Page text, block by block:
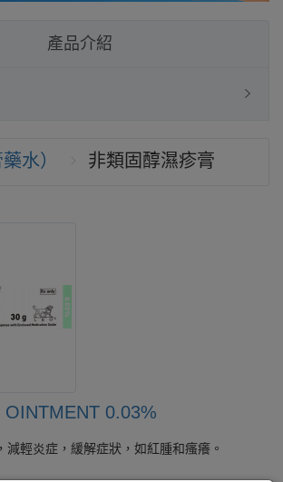
產品介紹
水） 非類固醇濕疹膏
OINTMENT 0.03%
減輕炎症，緩解症狀，如紅腫和瘙癢。